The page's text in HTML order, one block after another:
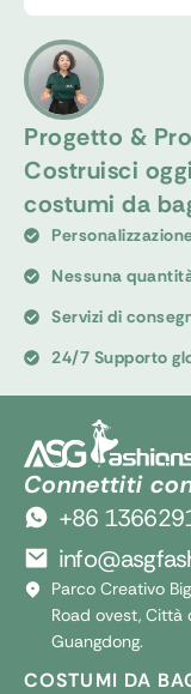
Progetto &
Costruisci
costumi da
Nessuna
Servizi di
24/7 Supporto
Connettiti
+86
Parco Creativo
Road ovest, Città
Guangdong.
COSTUMI DA